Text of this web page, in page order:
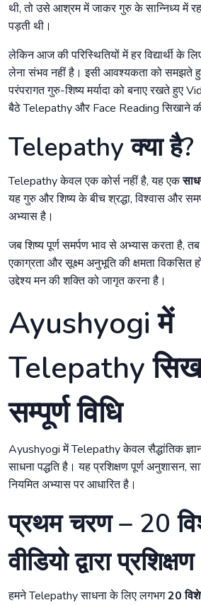
थी, तो उसे आश्रम में जाकर गुरु के सान्निध्य में
पड़ती थी।
लेकिन आज की परिस्थितियों में हर विद्यार्थी के
लेना संभव नहीं है। इसी आवश्यकता को समझते
परंपरागत गुरु-शिष्य मर्यादा को बनाए रखते हुए
बैठे Telepathy और Face Reading सिखाने की
Telepathy क्या है?
Telepathy केवल एक कोर्स नहीं है, यह एक
यह गुरु और शिष्य के बीच श्रद्धा, विश्वास और
अभ्यास है।
जब शिष्य पूर्ण समर्पण भाव से अभ्यास करता है,
एकाग्रता और सूक्ष्म अनुभूति की क्षमता विकसित
उद्देश्य मन की शक्ति को जागृत करना है।
Ayushyogi में
Telepathy
सम्पूर्ण विधि
Ayushyogi में Telepathy केवल सैद्धांतिक
साधना पद्धति है। यह प्रशिक्षण पूर्ण अनुशासन,
नियमित अभ्यास पर आधारित है।
प्रथम चरण – 20
वीडियो द्वारा प्रशिक्षण
हमने Telepathy साधना के लिए लगभग20